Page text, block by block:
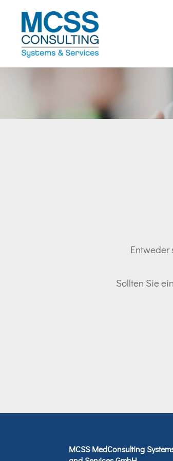
Entweder
Sollten Sie
MCSS MedConsulting